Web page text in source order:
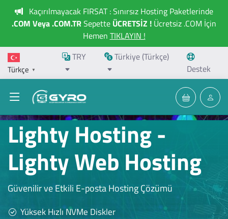
Kaçırılmayacak FIRSAT : Sınırsız Hosting Paketlerinde
.COM Veya .COM.TRSepette ÜCRETSİZ ! Ücretsiz .COM İçin
Hemen TIKLAYIN !
Türkçe ▼
TRY
Türkiye (Türkçe)
Destek
Lighty Hosting -
Lighty Web Hosting
Güvenilir ve Etkili E-posta Hosting Çözümü
Yüksek Hızlı NVMe Diskler